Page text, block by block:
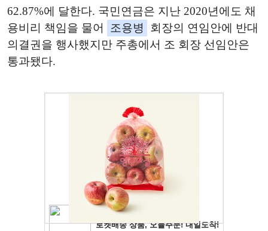
62.87%에 달한다. 국민연금은 지난 2020년에도 채
용비리 책임을 물어
조용병
회장의 연임안에 반대
의결권을 행사했지만 주총에서 조 회장 선임안은
통과됐다.